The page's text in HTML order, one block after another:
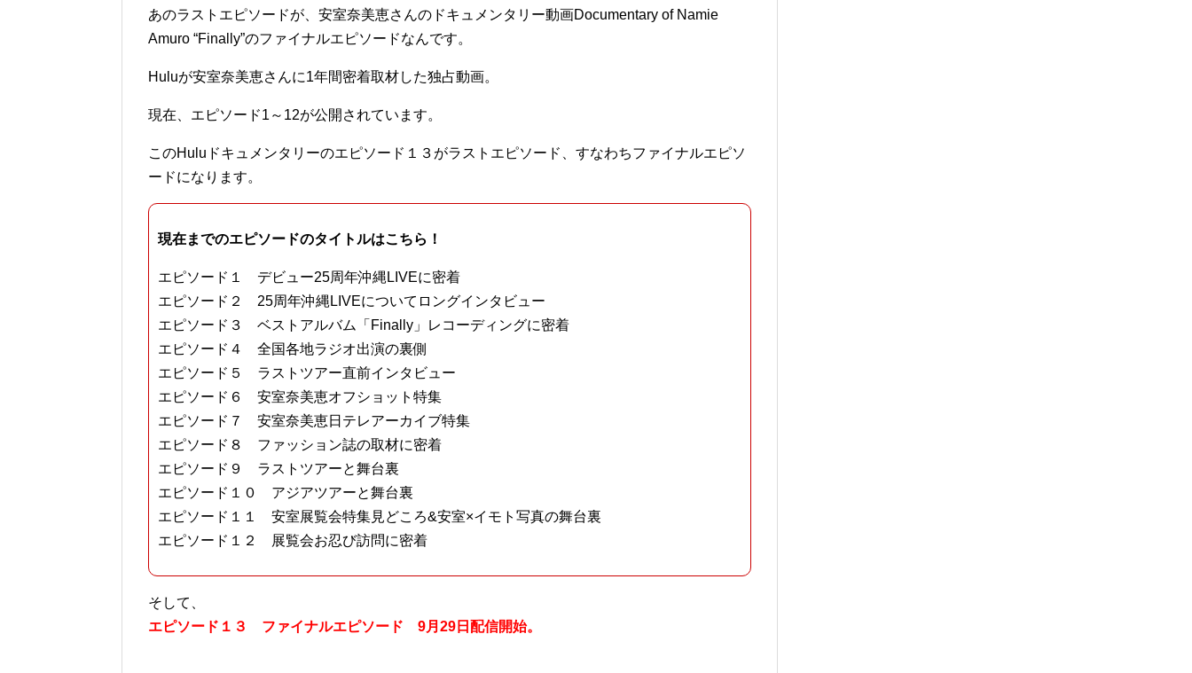
あのラストエピソードが、安室奈美恵さんのドキュメンタリー動画Documentary of Namie
Amuro “Finally”のファイナルエピソードなんです。
Huluが安室奈美恵さんに1年間密着取材した独占動画。
現在、エピソード1～12が公開されています。
このHuluドキュメンタリーのエピソード１３がラストエピソード、すなわちファイナルエピソ
ードになります。
現在までのエピソードのタイトルはこちら！
エピソード１ デビュー25周年沖縄LIVEに密着
エピソード２ 25周年沖縄LIVEについてロングインタビュー
エピソード３ ベストアルバム「Finally」レコーディングに密着
エピソード４ 全国各地ラジオ出演の裏側
エピソード５ ラストツアー直前インタビュー
エピソード６ 安室奈美恵オフショット特集
エピソード７ 安室奈美恵日テレアーカイブ特集
エピソード８ ファッション誌の取材に密着
エピソード９ ラストツアーと舞台裏
エピソード１０ アジアツアーと舞台裏
エピソード１１ 安室展覧会特集見どころ&安室×イモト写真の舞台裏
エピソード１２ 展覧会お忍び訪問に密着
そして、
エピソード１３ ファイナルエピソード 9月29日配信開始。